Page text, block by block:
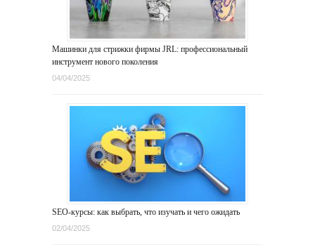
Машинки для стрижки фирмы JRL: профессиональный
инструмент нового поколения
04/04/2025
SEO-курсы: как выбрать, что изучать и чего ожидать
02/04/2025